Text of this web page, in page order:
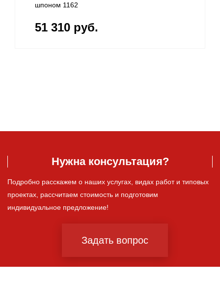
шпоном 1162
51 310 руб.
Нужна консультация?
Подробно расскажем о наших услугах, видах работ и типовых
проектах, рассчитаем стоимость и подготовим
индивидуальное предложение!
Задать вопрос